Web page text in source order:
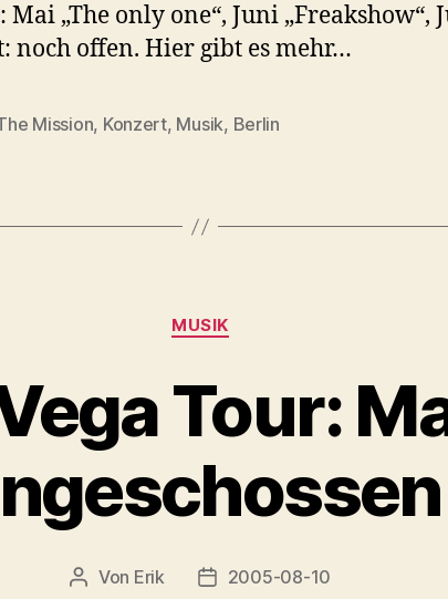
Mai „The only one“, Juni „Freakshow“,
noch offen. Hier gibt es mehr…
Mission, Konzert, Musik, Berlin
Kategorien
MUSIK
Tour:
Beitragsautor
Von Erik Veröffentlichungsdatum
2005-08-10